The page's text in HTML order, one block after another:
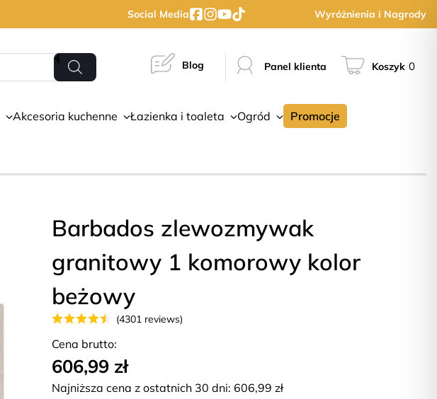
Social Media Wyróżnienia i Nagrody
Blog Panel klienta Koszyk 0
Akcesoria kuchenne Łazienka i toaleta Ogród Promocje
Barbados zlewozmywak
granitowy 1 komorowy kolor
beżowy
(4301 reviews)
Cena brutto:
606,99 zł
Najniższa cena z ostatnich 30 dni: 606,99zł